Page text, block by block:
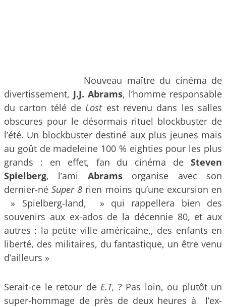
Nouveau maître du cinéma de
divertissement, J.J. Abrams, l’homme responsable
du carton télé deLost est revenu dans les salles
obscures pour le désormais rituel blockbuster de
l’été. Un blockbuster destiné aux plus jeunes mais
au goût de madeleine 100 % eighties pour les plus
grands : en effet, fan du cinéma de Steven
Spielberg, l’ami Abrams organise avec son
dernier-néSuper 8 rien moins qu’une excursion en
» Spielberg-land, » qui rappellera bien des
souvenirs aux ex-ados de la décennie 80, et aux
autres : la petite ville américaine,, des enfants en
liberté, des militaires, du fantastique, un être venu
d’ailleurs »
Serait-ce le retour de E.T, ? Pas loin, ou plutôt un
super-hommage de près de deux heures à l’ex-